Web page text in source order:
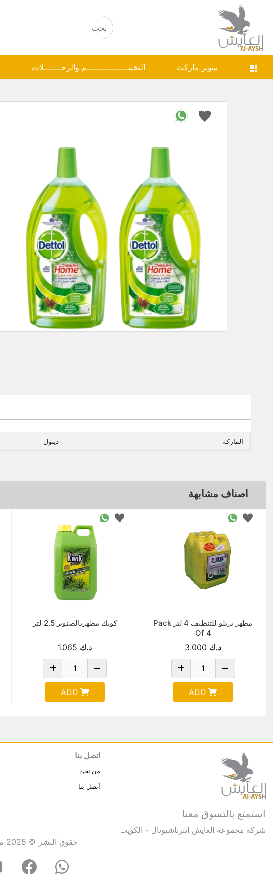
سوبر ماركت التخييـــــــــــــــــم والرحـــــــلات
الماركة ديتول
اصناف مشابهة
مطهر بريلو للتنظيف 4 لتر Pack
Of 4
د.ك 3.000
ADD
كويك مطهربالصنوبر 2.5 لتر
د.ك 1.065
ADD
استمتع بالتسوق معنا
شركة مجموعة العايش انترناشيونال - الكويت
اتصل بنا
من نحن
أتصل بنا
حقوق النشر © 2025 مجموعة العايش انترناشيونال . كل الحقوق محفوظة.